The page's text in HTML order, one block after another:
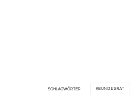
SCHLAGWÖRTER BUNDESRAT